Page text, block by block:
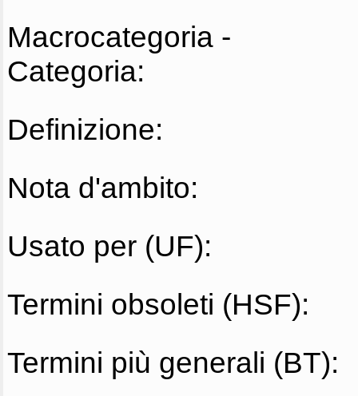
Macrocategoria -
Categoria:
Definizione:
Nota d'ambito:
Usato per (UF):
Termini obsoleti (HSF):
Termini più generali (BT):